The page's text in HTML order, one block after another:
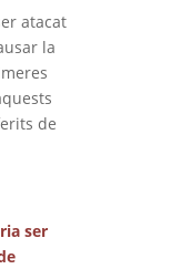
atacat
la
de
ser